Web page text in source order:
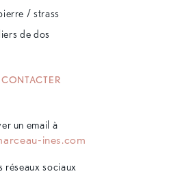
/ strass
de dos
un email à
ines.com
réseaux sociaux